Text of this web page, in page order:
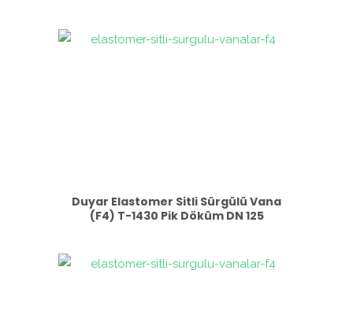
Duyar Elastomer Sitli Sürgülü Vana
(F4) T-1430 Pik Döküm DN 125